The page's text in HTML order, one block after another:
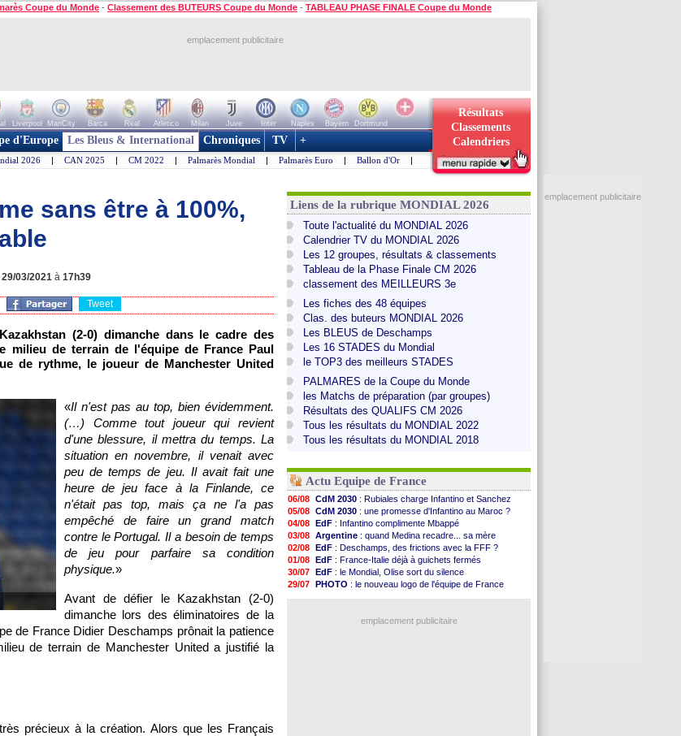
Coupe du Monde - Classement des BUTEURS Coupe du Monde - TABLEAU PHASE FINALE Coupe du Monde
emplacement publicitaire
Liverpool ManCity Barca Real Atletico Milan Juve Inter Naples Bayern
Dortmund
Résultats
Classements
Calendriers
d'Europe Les Bleus & International Chroniques TV +
2026 | CAN 2025 | CM 2022 | Palmarès Mondial | Palmarès Euro | Ballon d'Or |
sans être à 100%,
29/03/2021 à 17h39
Tweet
(2-0) dimanche dans le cadre des
milieu de terrain de l'équipe de France Paul
de rythme, le joueur de Manchester United
«Il n'est pas au top, bien évidemment.
(…) Comme tout joueur qui revient
d'une blessure, il mettra du temps. La
situation en novembre, il venait avec
peu de temps de jeu. Il avait fait une
heure de jeu face à la Finlande, ce
n'était pas top, mais ça ne l'a pas
empêché de faire un grand match
contre le Portugal. Il a besoin de temps
de jeu pour parfaire sa condition
physique.»
Avant de défier le Kazakhstan (2-0)
dimanche lors des éliminatoires de la
de France Didier Deschamps prônait la patience
de terrain de Manchester United a justifié la
précieux à la création. Alors que les Français
Liens de la rubrique MONDIAL 2026
Toute l'actualité du MONDIAL 2026
Calendrier TV du MONDIAL 2026
Les 12 groupes, résultats & classements
Tableau de la Phase Finale CM 2026
classement des MEILLEURS 3e
Les fiches des 48 équipes
Clas. des buteurs MONDIAL 2026
Les BLEUS de Deschamps
Les 16 STADES du Mondial
le TOP3 des meilleurs STADES
PALMARES de la Coupe du Monde
les Matchs de préparation (par groupes)
Résultats des QUALIFS CM 2026
Tous les résultats du MONDIAL 2022
Tous les résultats du MONDIAL 2018
Actu Equipe de France
06/08 CdM 2030 : Rubiales charge Infantino et Sanchez
05/08 CdM 2030 : une promesse d'Infantino au Maroc ?
04/08 EdF : Infantino complimente Mbappé
03/08 Argentine : quand Medina recadre... sa mère
02/08 EdF : Deschamps, des frictions avec la FFF ?
01/08 EdF : France-Italie déjà à guichets fermés
30/07 EdF : le Mondial, Olise sort du silence
29/07 PHOTO : le nouveau logo de l'équipe de France
: Zidane pense déjà à un retour de Mendy
emplacement publicitaire
emplacement publicitaire